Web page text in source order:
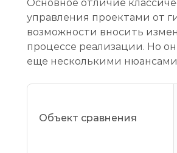
Основное отличие
управления проектами от
возможности вносить
процессе реализации. Но
еще несколькими
Объект сравнения